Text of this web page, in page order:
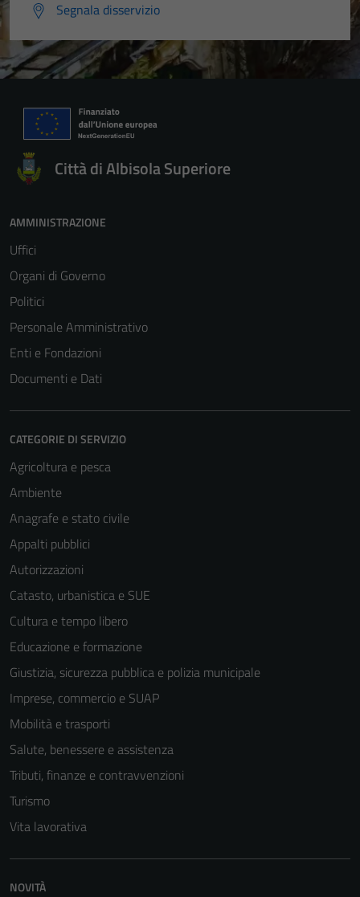
Segnala disservizio
Città di Albisola Superiore
AMMINISTRAZIONE
Uffici
Organi di Governo
Politici
Personale Amministrativo
Enti e Fondazioni
Documenti e Dati
CATEGORIE DI SERVIZIO
Agricoltura e pesca
Ambiente
Anagrafe e stato civile
Appalti pubblici
Autorizzazioni
Catasto, urbanistica e SUE
Cultura e tempo libero
Educazione e formazione
Giustizia, sicurezza pubblica e polizia municipale
Imprese, commercio e SUAP
Mobilità e trasporti
Salute, benessere e assistenza
Tributi, finanze e contravvenzioni
Turismo
Vita lavorativa
NOVITÀ
Questi cookie